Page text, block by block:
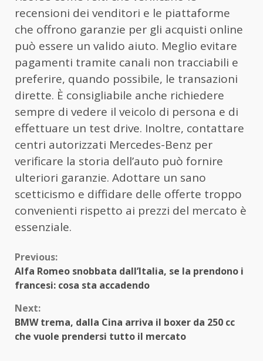
recensioni dei venditori e le piattaforme
che offrono garanzie per gli acquisti online
può essere un valido aiuto. Meglio evitare
pagamenti tramite canali non tracciabili e
preferire, quando possibile, le transazioni
dirette. È consigliabile anche richiedere
sempre di vedere il veicolo di persona e di
effettuare un test drive. Inoltre, contattare
centri autorizzati Mercedes-Benz per
verificare la storia dell’auto può fornire
ulteriori garanzie. Adottare un sano
scetticismo e diffidare delle offerte troppo
convenienti rispetto ai prezzi del mercato è
essenziale.
Continue
Reading
Previous:
Alfa Romeo snobbata dall’Italia, se la prendono i
francesi: cosa sta accadendo
Next:
BMW trema, dalla Cina arriva il boxer da 250 cc
che vuole prendersi tutto il mercato